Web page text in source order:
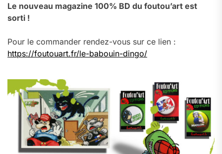
Le nouveau magazine 100% BD du foutou’art est
sorti !
Pour le commander rendez-vous sur ce lien :
https://foutouart.fr/le-babouin-dingo/